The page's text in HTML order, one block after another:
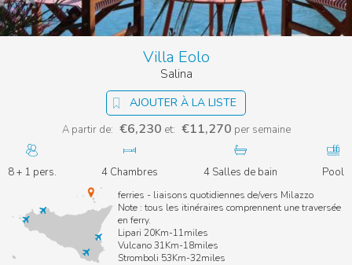
AJOUTER À LA LISTE
Villa Eolo
Salina
A partir de: €6,230 et: €11,270 per semaine
8 + 1 pers. 4 Chambres 4 Salles de bain Pool
ferries - liaisons quotidiennes de/vers Milazzo
Note : tous les itinéraires comprennent une traversée
en ferry.
Lipari 20Km-11miles
Vulcano 31Km-18miles
Stromboli 53Km-32miles